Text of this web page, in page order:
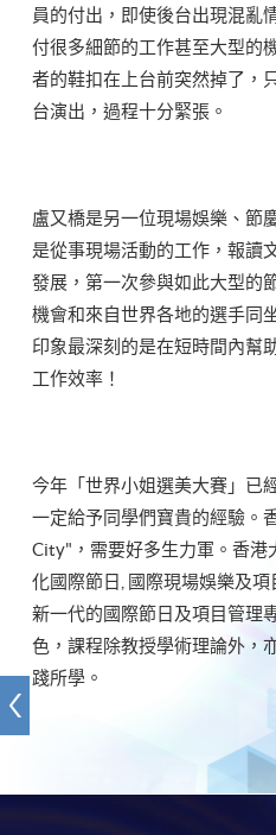
員的付出，即使後台出現混亂
付很多細節的工作甚至大型的
者的鞋扣在上台前突然掉了，
台演出，過程十分緊張。
盧又橋是另一位現場娛樂、節
是從事現場活動的工作，報讀
發展，第一次參與如此大型的
機會和來自世界各地的選手同
印象最深刻的是在短時間內幫
工作效率！
今年「世界小姐選美大賽」已
一定給予同學們寶貴的經驗。
City"，需要好多生力軍。香港
化國際節日, 國際現場娛樂及
新一代的國際節日及項目管理
色，課程除教授學術理論外，
踐所學。